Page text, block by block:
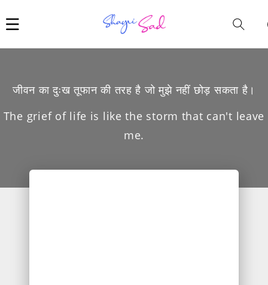
जीवन का दुःख तूफान की तरह है जो मुझे नहीं छोड़ सकता है।
The grief of life is like the storm that can't leave
me.